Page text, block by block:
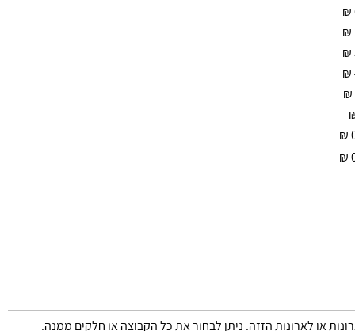
₪
₪
₪
₪
₪
₪
₪
או לארונות הזזה. ניתן לבחור את כל הקבוצה או חלקים ממנה.